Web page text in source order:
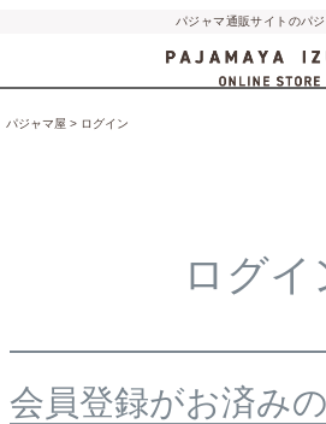
パジャマ通販サイトのパ
パジャマ屋 ログイン
ログイ
会員登録がお済み